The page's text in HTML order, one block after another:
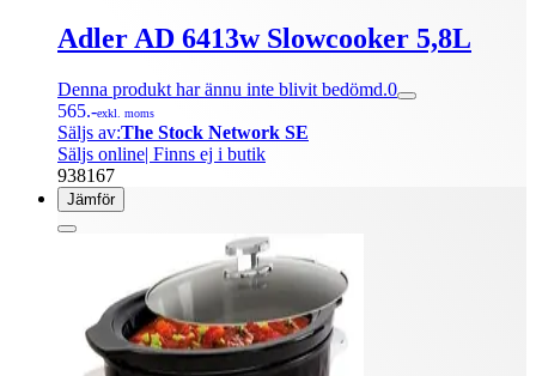
Adler AD 6413w Slowcooker 5,8L
Denna produkt har ännu inte blivit bedömd.0
565.-exkl. moms
Säljs av:The Stock Network SE
Säljs online| Finns ej i butik
938167
Jämför